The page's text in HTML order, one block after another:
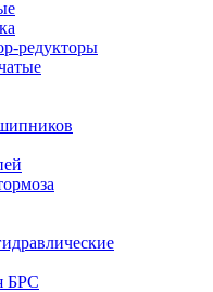
редукторы
БРС